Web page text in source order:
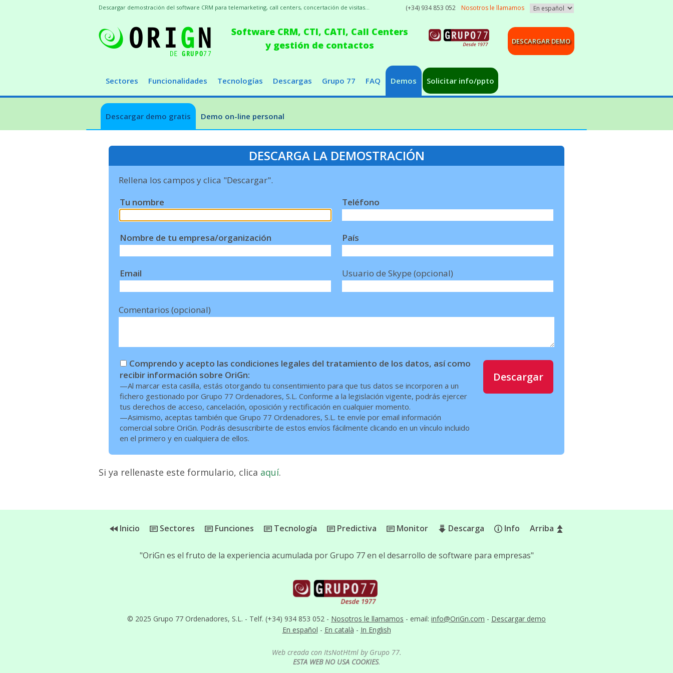
Software CRM, CTI, CATI, Call Centers
y gestión de contactos
(+34) 934 853 052 Nosotros le llamamos
DESCARGAR DEMO
Sectores Funcionalidades Tecnologías Descargas Grupo 77 FAQ Demos Solicitar info/ppto
Descargar demo gratis Demo on-line personal
Descargar demostración del software CRM para telemarketing, call centers, concertación de visitas...
DESCARGA LA DEMOSTRACIÓN
Rellena los campos y clica "Descargar".
Tu nombre
Nombre de tu empresa/organización
Email
Teléfono
País
Usuario de Skype (opcional)
Comentarios (opcional)
Comprendo y acepto las condiciones legales del tratamiento de los datos, así como
recibir información sobre OriGn:
—Al marcar esta casilla, estás otorgando tu consentimiento para que tus datos se incorporen a un
fichero gestionado por Grupo 77 Ordenadores, S.L. Conforme a la legislación vigente, podrás ejercer
tus derechos de acceso, cancelación, oposición y rectificación en cualquier momento.
—Asimismo, aceptas también que Grupo 77 Ordenadores, S.L. te envíe por email información
comercial sobre OriGn. Podrás desuscribirte de estos envíos fácilmente clicando en un vínculo incluido
en el primero y en cualquiera de ellos.
Descargar
Si ya rellenaste este formulario, clica aquí.
Inicio Sectores Funciones Tecnología Predictiva Monitor Descarga Info Arriba
© 2025 Grupo 77 Ordenadores, S.L. - Telf. (+34) 934 853 052 - Nosotros le llamamos - email: info@OriGn.com - Descargar demo
En español - En català - In English
"OriGn es el fruto de la experiencia acumulada por Grupo 77 en el desarrollo de software para empresas"
Web creada con ItsNotHtml by Grupo 77.
ESTA WEB NO USA COOKIES.